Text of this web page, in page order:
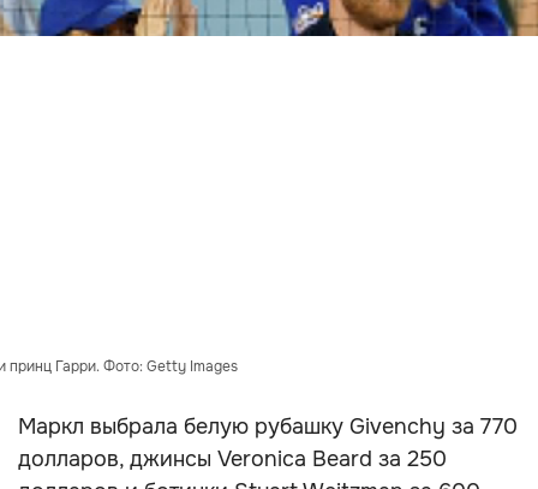
принц Гарри. Фото: Getty Images
Маркл выбрала белую рубашку Givenchy за 770
долларов, джинсы Veronica Beard за 250